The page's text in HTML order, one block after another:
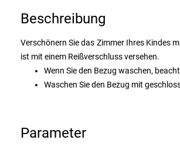
Beschreibung
Verschönern Sie das Zimmer Ihres Kindes
ist mit einem Reißverschluss versehen.
Wenn Sie den Bezug waschen,
Waschen Sie den Bezug mit
Parameter